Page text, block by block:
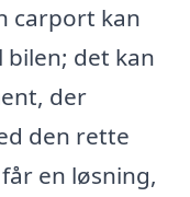
carport kan
det kan
der
den rette
en løsning,